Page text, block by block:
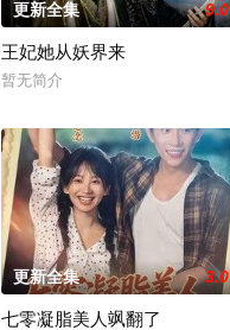
更新全集 9.0
王妃她从妖界来
暂无简介
更新全集 3.0
七零凝脂美人飒翻了